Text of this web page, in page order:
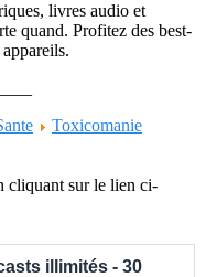
livres audio et
quand. Profitez des best-
Toxicomanie
cliquant sur le lien ci-
illimités - 30